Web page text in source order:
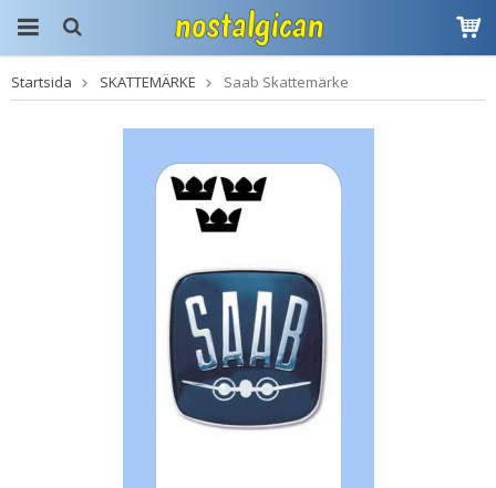
Produkten har blivit
tillagd i varukorgen
Startsida SKATTEMÄRKE Saab Skattemärke